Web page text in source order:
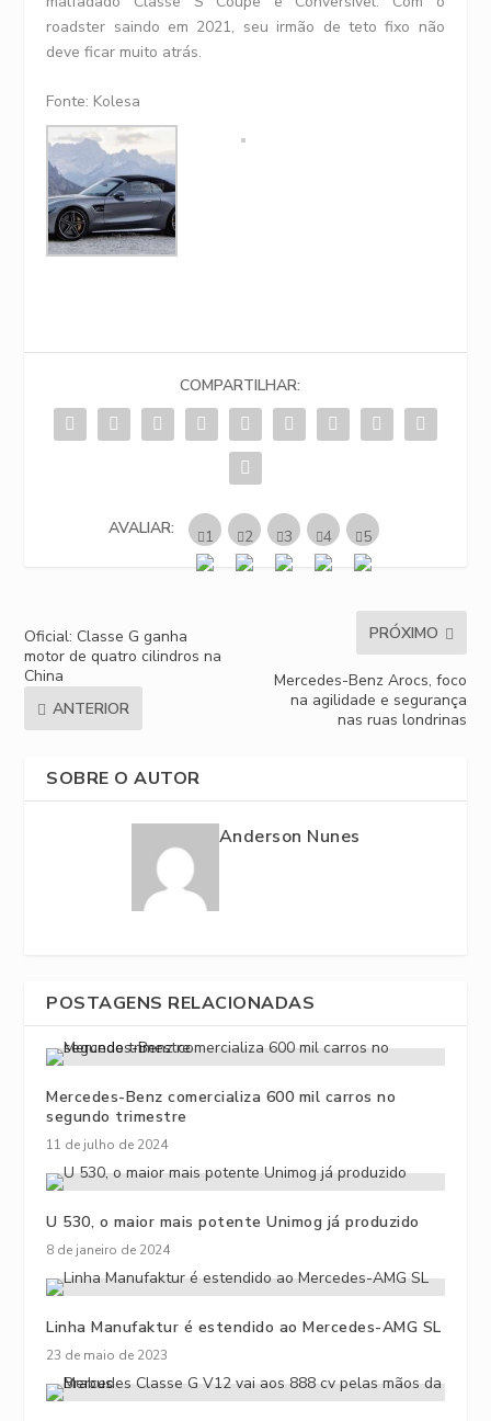
roadster saindo em 2021, seu irmão de teto fixo não
deve ficar muito atrás.
Fonte: Kolesa
COMPARTILHAR:
AVALIAR:
Oficial: Classe G ganha
motor de quatro cilindros na
China
ANTERIOR
PRÓXIMO
Mercedes-Benz Arocs, foco
na agilidade e segurança
nas ruas londrinas
SOBRE O AUTOR
Anderson Nunes
POSTAGENS RELACIONADAS
Mercedes-Benz comercializa 600 mil carros no
segundo trimestre
11 de julho de 2024
U 530, o maior mais potente Unimog já produzido
8 de janeiro de 2024
Linha Manufaktur é estendido ao Mercedes-AMG SL
23 de maio de 2023